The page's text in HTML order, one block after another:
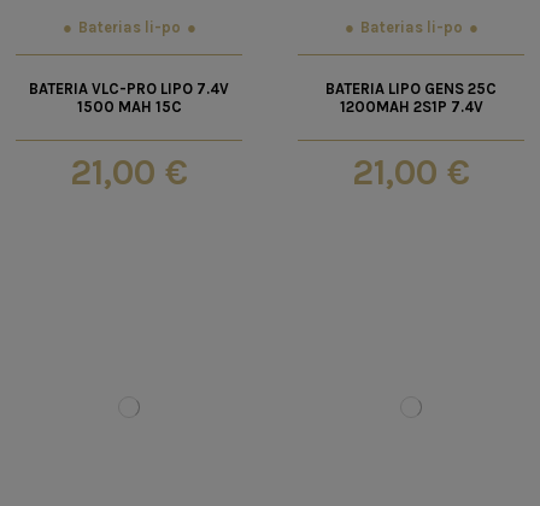
Baterias li-po
BATERIA VLC-PRO LIPO 7.4V
1500 MAH 15C
21,00 €
Baterias li-po
BATERIA LIPO GENS 25C
1200MAH 2S1P 7.4V
21,00 €